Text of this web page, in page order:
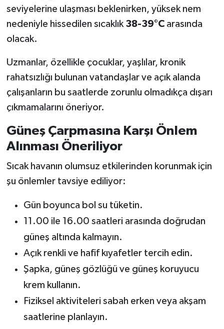
seviyelerine ulaşması beklenirken, yüksek nem
nedeniyle hissedilen sıcaklık 38-39°Carasında
olacak.
Uzmanlar, özellikle çocuklar, yaşlılar, kronik
rahatsızlığı bulunan vatandaşlar ve açık alanda
çalışanların bu saatlerde zorunlu olmadıkça dışarı
çıkmamalarını öneriyor.
Güneş Çarpmasına Karşı Önlem
Alınması Öneriliyor
Sıcak havanın olumsuz etkilerinden korunmak için
şu önlemler tavsiye ediliyor:
Gün boyunca bol su tüketin.
11.00 ile 16.00 saatleri arasında doğrudan
güneş altında kalmayın.
Açık renkli ve hafif kıyafetler tercih edin.
Şapka, güneş gözlüğü ve güneş koruyucu
krem kullanın.
Fiziksel aktiviteleri sabah erken veya akşam
saatlerine planlayın.